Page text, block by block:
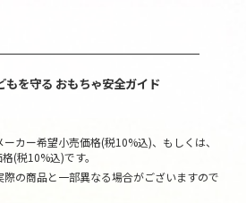
もを守る おもちゃ安全ガイド
カー希望小売価格(税10%込)、もしくは、
(税10%込)です。
の商品と一部異なる場合がございますので